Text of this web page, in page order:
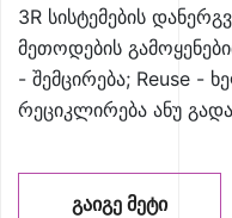
3R სისტემების
მეთოდების
- შემცირება; Reuse -
რეციკლირება ანუ
ᲒᲐᲘᲒᲔ ᲛᲔᲢᲘ